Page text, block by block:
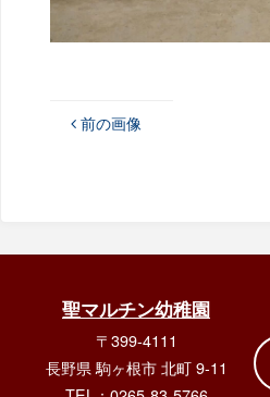
前の画像
聖マルチン幼稚園
〒399-4111
長野県 駒ヶ根市 北町 9-11